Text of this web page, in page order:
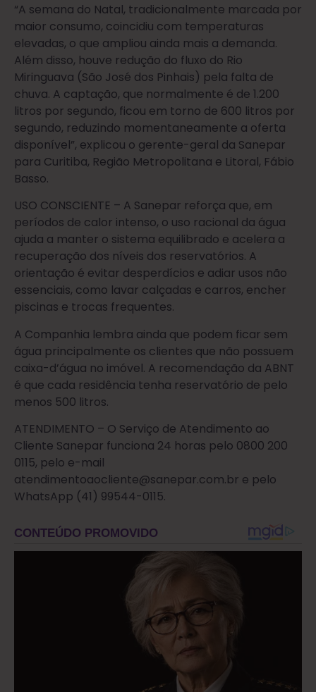
“A semana do Natal, tradicionalmente marcada por
maior consumo, coincidiu com temperaturas
elevadas, o que ampliou ainda mais a demanda.
Além disso, houve redução do fluxo do Rio
Miringuava (São José dos Pinhais) pela falta de
chuva. A captação, que normalmente é de 1.200
litros por segundo, ficou em torno de 600 litros por
segundo, reduzindo momentaneamente a oferta
disponível”, explicou o gerente-geral da Sanepar
para Curitiba, Região Metropolitana e Litoral, Fábio
Basso.
USO CONSCIENTE – A Sanepar reforça que, em
períodos de calor intenso, o uso racional da água
ajuda a manter o sistema equilibrado e acelera a
recuperação dos níveis dos reservatórios. A
orientação é evitar desperdícios e adiar usos não
essenciais, como lavar calçadas e carros, encher
piscinas e trocas frequentes.
A Companhia lembra ainda que podem ficar sem
água principalmente os clientes que não possuem
caixa-d’água no imóvel. A recomendação da ABNT
é que cada residência tenha reservatório de pelo
menos 500 litros.
ATENDIMENTO – O Serviço de Atendimento ao
Cliente Sanepar funciona 24 horas pelo 0800 200
0115, pelo e-mail
atendimentoaocliente@sanepar.com.br e pelo
WhatsApp (41) 99544-0115.